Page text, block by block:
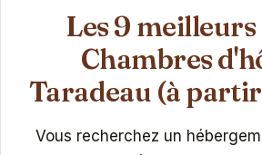
Les 9
Chambres
Taradeau (à partir
Vous recherchez un